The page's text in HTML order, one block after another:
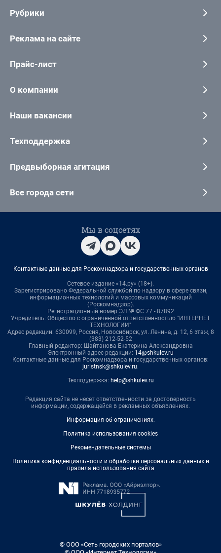
Рубрики
Реклама на сайте
Прайс-лист
О компании
Наши вакансии
Техподдержка
Предвыборная агитация
Все города сети
Мы в соцсетях
Контактные данные для Роскомнадзора и государственных органов
Сетевое издание «14.ру» (18+).
Зарегистрировано Федеральной службой по надзору в сфере связи,
информационных технологий и массовых коммуникаций
(Роскомнадзор).
Регистрационный номер ЭЛ № ФС 77 - 87892
Учредитель: Общество с ограниченной ответственностью "ИНТЕРНЕТ
ТЕХНОЛОГИИ"
Адрес редакции: 630099, Россия, Новосибирск, ул. Ленина, д. 12, 6 этаж, 8
(383) 212-52-52
Главный редактор: Шайтанова Екатерина Александровна
Электронный адрес редакции: 14@shkulev.ru
Контактные данные для Роскомнадзора и государственных органов:
juristnsk@shkulev.ru.
Техподдержка: help@shkulev.ru
Редакция сайта не несет ответственности за достоверность
информации, содержащейся в рекламных объявлениях.
Информация об ограничениях.
Политика использования cookies
Рекомендательные системы
Политика конфиденциальности и обработки персональных данных и
правила использования сайта
© ООО «Сеть городских порталов»